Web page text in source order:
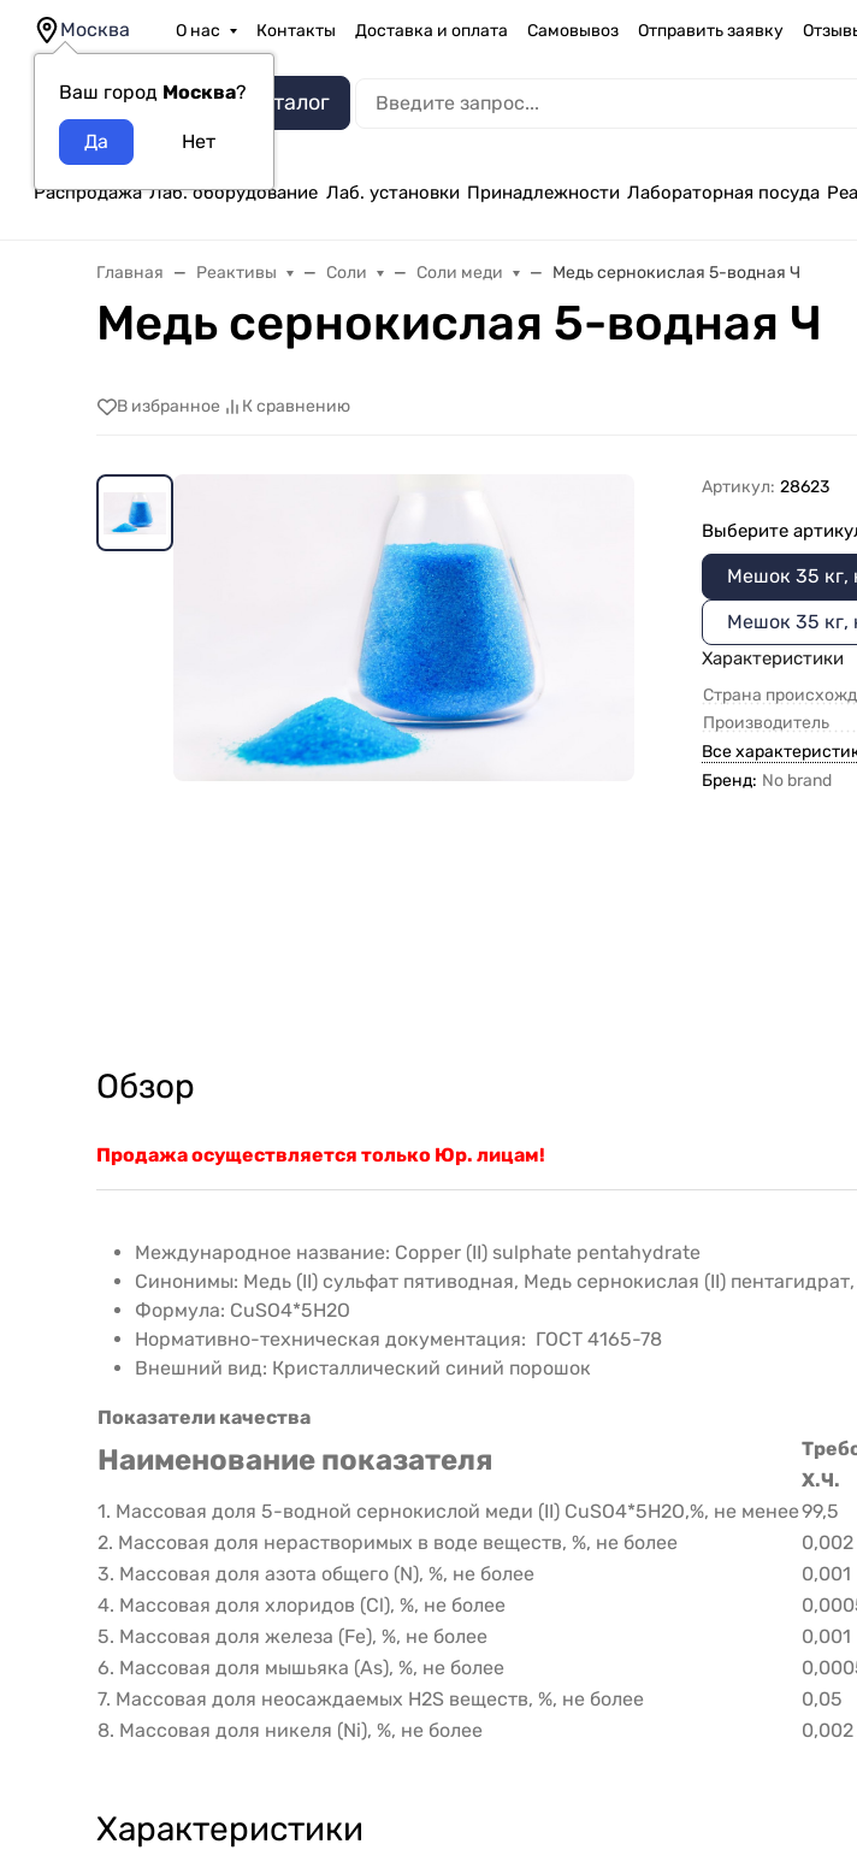
Москва
Ваш город Москва?
О нас Контакты Доставка и оплата Самовывоз Отправить заявку
Каталог
Распродажа Лаб. оборудование Лаб. установки Принадлежности Лабораторная посуда
Главная Реактивы Соли Соли меди Медь сернокислая 5-водная Ч
Медь сернокислая 5-водная Ч
В избранное К сравнению
Артикул: 28623
Выберите
Мешок 35 кг,
Мешок 35 кг,
Характеристики
Страна
Производитель
Все
Бренд: No brand
Обзор
Продажа осуществляется только Юр. лицам!
Международное название: Copper (II) sulphate pentahydrate
Синонимы: Медь (II) сульфат пятиводная, Медь сернокислая (II)
Формула: CuSO4*5Н2О
Нормативно-техническая документация: ГОСТ 4165-78
Внешний вид: Кристаллический синий порошок
Показатели качества
Наименование показателя
Х.Ч.
1. Массовая доля 5-водной сернокислой меди (II) CuSO4*5H2O,%, не менее99,5
2. Массовая доля нерастворимых в воде веществ, %, не более
0,002
3. Массовая доля азота общего (N), %, не более
0,001
4. Массовая доля хлоридов (Cl), %, не более
5. Массовая доля железа (Fe), %, не более
0,001
6. Массовая доля мышьяка (As), %, не более
7. Массовая доля неосаждаемых H2S веществ, %, не более
0,05
8. Массовая доля никеля (Ni), %, не более
0,002
Характеристики